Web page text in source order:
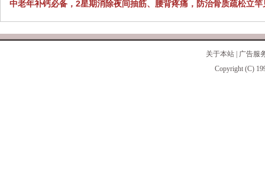
中老年补钙必备，2星期消除夜间抽筋、腰背疼痛，防治骨质疏松立竿
关于本站
广告服
Copyright (C)